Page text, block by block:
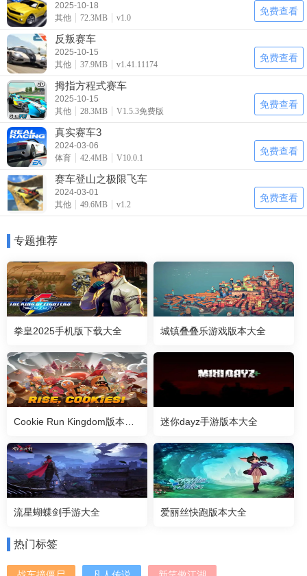
2025-10-18
其他
72.3MB v1.0
免费查看
反叛赛车
2025-10-15
其他
37.9MB v1.41.11174
免费查看
拇指方程式赛车
2025-10-15
其他
28.3MB V1.5.3免费版
免费查看
真实赛车3
2024-03-06
体育
42.4MB V10.0.1
免费查看
赛车登山之极限飞车
2024-03-01
其他
49.6MB v1.2
免费查看
专题推荐
拳皇2025手机版下载大全 城镇叠叠乐游戏版本大全
迷你dayz手游版本大全
流星蝴蝶剑手游大全 爱丽丝快跑版本大全
热门标签